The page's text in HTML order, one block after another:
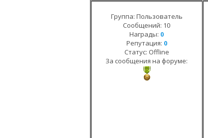
Группа: Пользователь
Сообщений: 10
Награды: 0
Репутация: 0
Статус: Offline
За сообщения на форуме: